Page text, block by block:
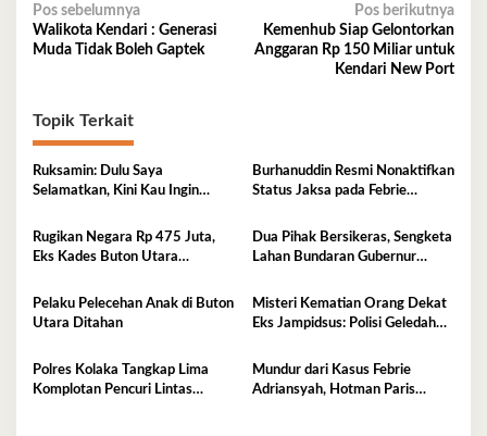
Navigasi
pos
Pos sebelumnya
Walikota Kendari : Generasi
Muda Tidak Boleh Gaptek
Pos berikutnya
Kemenhub Siap Gelontorkan
Anggaran Rp 150 Miliar untuk
Kendari New Port
Topik Terkait
Ruksamin: Dulu Saya
Selamatkan, Kini Kau Ingin
Burhanuddin Resmi Nonaktifkan
Status Jaksa pada Febrie
Rugikan Negara Rp 475 Juta,
Eks Kades Buton Utara
Dua Pihak Bersikeras, Sengketa
Lahan Bundaran Gubernur
Pelaku Pelecehan Anak di Buton
Utara Ditahan
Misteri Kematian Orang Dekat
Eks Jampidsus: Polisi Geledah
Polres Kolaka Tangkap Lima
Komplotan Pencuri Lintas
Mundur dari Kasus Febrie
Adriansyah, Hotman Paris